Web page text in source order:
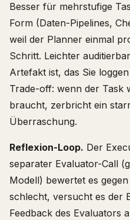
Besser für mehrstufige
Form (Daten-Pipelines,
weil der Planner einmal
Schritt. Leichter
Artefakt ist, das Sie
Trade-off: wenn der Task
braucht, zerbricht ein
Überraschung.
Reflexion-Loop. Der
separater Evaluator-Call
Modell) bewertet es
schlecht, versucht es der
Feedback des Evaluators